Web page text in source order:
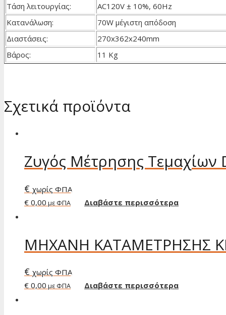
Τάση λειτουργίας:
AC120V ± 10%, 60Hz
Κατανάλωση:
70W μέγιστη απόδοση
Διαστάσεις:
270x362x240mm
Βάρος:
11 Kg
Σχετικά προϊόντα
Zυγός Μέτρησης Τεμαχίων
€ χωρίς ΦΠΑ
€ 0,00 με ΦΠΑ Διαβάστε περισσότερα
ΜΗΧΑΝΗ ΚΑΤΑΜΕΤΡΗΣΗΣ
€ χωρίς ΦΠΑ
€ 0,00 με ΦΠΑ Διαβάστε περισσότερα